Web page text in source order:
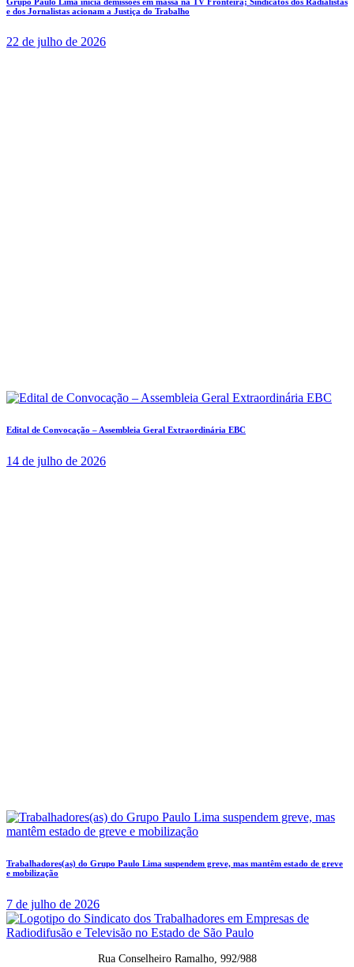
e dos Jornalistas acionam a Justiça do Trabalho
22 de julho de 2026
Edital de Convocação – Assembleia Geral Extraordinária EBC
14 de julho de 2026
Trabalhadores(as) do Grupo Paulo Lima suspendem greve, mas mantêm estado de greve
e mobilização
7 de julho de 2026
Rua Conselheiro Ramalho, 992/988